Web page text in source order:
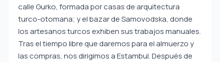
calle Gurko, formada por casas de arquitectura
turco-otomana; y el bazar de Samovodska, donde
los artesanos turcos exhiben sus trabajos manuales.
Tras el tiempo libre que daremos para el almuerzo y
las compras, nos dirigimos a Estambul. Después de